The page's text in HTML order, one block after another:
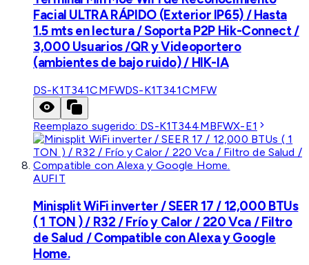
Facial ULTRA RÁPIDO (Exterior IP65) / Hasta
1.5 mts en lectura / Soporta P2P Hik-Connect /
3,000 Usuarios /QR y Videoportero
(ambientes de bajo ruido) / HIK-IA
DS-K1T341CMFWDS-K1T341CMFW
Reemplazo sugerido: DS-K1T344MBFWX-E1
AUFIT
Minisplit WiFi inverter / SEER 17 / 12,000 BTUs
( 1 TON ) / R32 / Frío y Calor / 220 Vca / Filtro
de Salud / Compatible con Alexa y Google
Home.